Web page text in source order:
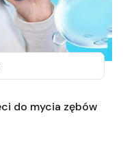
do mycia zębów